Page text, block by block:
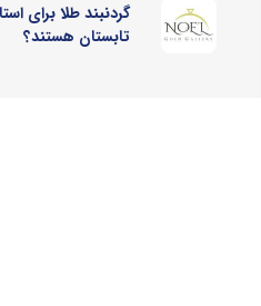
گردنبند طلا برای
تابستان هستند؟